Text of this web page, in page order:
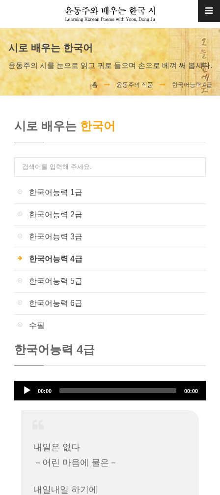
시로 배우는 한국어
윤동주의 시를 눈으로 읽고 귀로 들으며 손으로 베껴 써 봅시다.
홈 윤동주의 작품 한국어능력 4급
시로 배우는 한국어
한국어능력 1급
한국어능력 2급
한국어능력 3급
한국어능력 4급
한국어능력 5급
한국어능력 6급
수필
한국어능력 4급
00:00 00:00
내일은 없다
－어린 마음에 물은－
내일내일 하기에